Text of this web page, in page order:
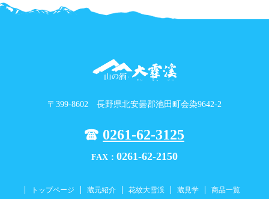
〒399-8602 長野県北安曇郡池田町会染9642-2
0261-62-3125
FAX： 0261-62-2150
トップページ 蔵元紹介 花紋大雪渓 蔵見学 商品一覧